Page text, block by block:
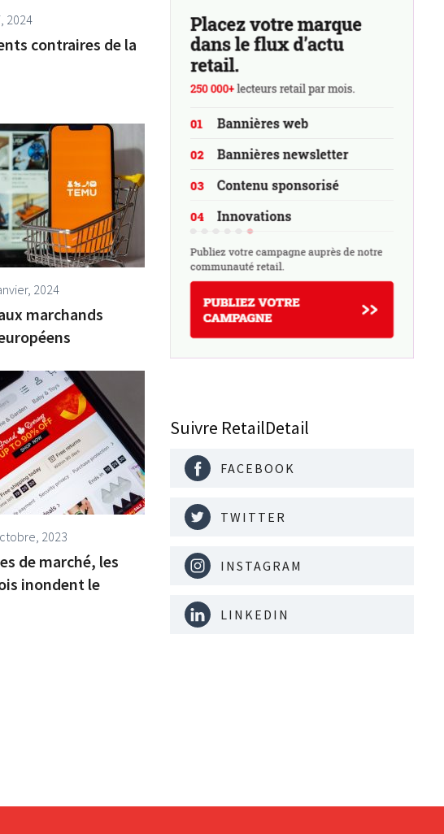
2024
contraires de la
2024
marchands
2023
de marché, les
inondent le
Suivre RetailDetail
FACEBOOK
TWITTER
INSTAGRAM
LINKEDIN